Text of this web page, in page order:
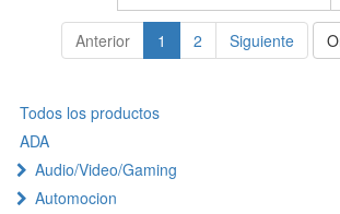
Anterior 1 2 Siguiente
Todos los productos
ADA
Audio/Video/Gaming
Automocion